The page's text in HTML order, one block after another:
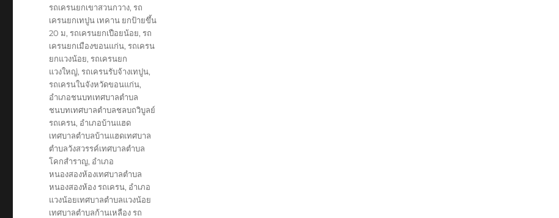
รถเครนยกเขาสวนกวาง,รถ
เครนยกเทปูน เทคาน ยกป้ายขึ้น
20 ม,รถเครนยกเปือยน้อย,รถ
เครนยกเมืองขอนแก่น,รถเครน
ยกแวงน้อย,รถเครนยก
แวงใหญ่,รถเครนรับจ้างเทปูน,
รถเครนในจังหวัดขอนแก่น,
อำเภอชนบทเทศบาลตำบล
ชนบทเทศบาลตำบลชลบถวิบูลย์
รถเครน, อำเภอบ้านแฮด
เทศบาลตำบลบ้านแฮดเทศบาล
ตำบลวังสวรรค์เทศบาลตำบล
โคกสำราญ, อำเภอ
หนองสองห้องเทศบาลตำบล
หนองสองห้อง รถเครน, อำเภอ
แวงน้อยเทศบาลตำบลแวงน้อย
เทศบาลตำบลก้านเหลือง รถ